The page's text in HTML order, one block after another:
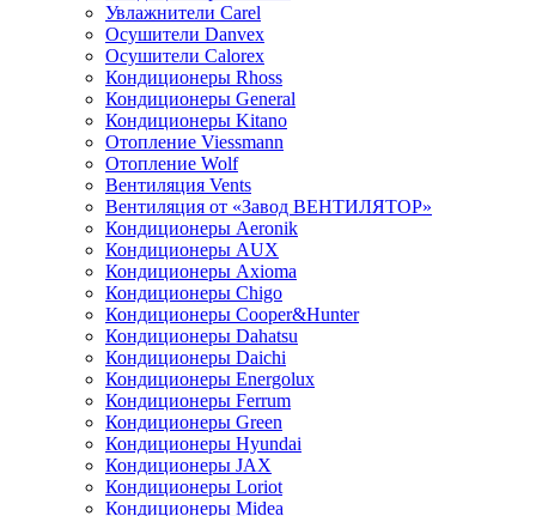
Увлажнители Carel
Осушители Danvex
Осушители Calorex
Кондиционеры Rhoss
Кондиционеры General
Кондиционеры Kitano
Отопление Viessmann
Отопление Wolf
Вентиляция Vents
Вентиляция от «Завод ВЕНТИЛЯТОР»
Кондиционеры Aeronik
Кондиционеры AUX
Кондиционеры Axioma
Кондиционеры Chigo
Кондиционеры Cooper&Hunter
Кондиционеры Dahatsu
Кондиционеры Daichi
Кондиционеры Energolux
Кондиционеры Ferrum
Кондиционеры Green
Кондиционеры Hyundai
Кондиционеры JAX
Кондиционеры Loriot
Кондиционеры Midea